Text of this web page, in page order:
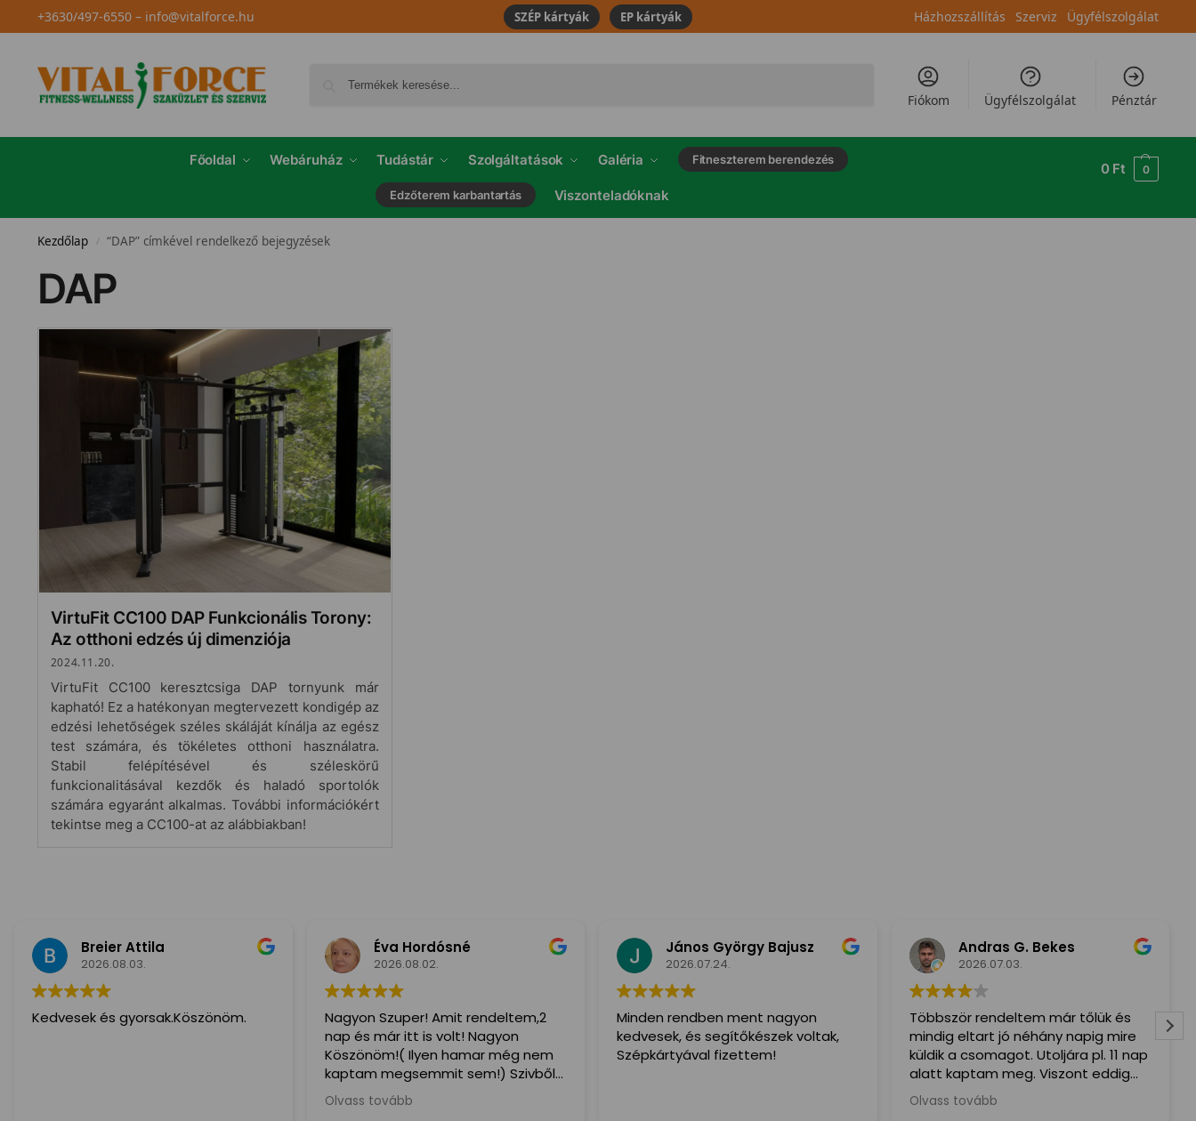
+3630/497-6550– info@vitalforce.hu SZÉP kártyák EP kártyák Házhozszállítás Szerviz Ügyfélszolgálat
Fiókom Ügyfélszolgálat Pénztár
Főoldal Webáruház Tudástár Szolgáltatások Galéria Fitneszterem berendezés
Edzőterem karbantartás Viszonteladóknak
0 Ft 0
Kezdőlap / “DAP” címkével rendelkező bejegyzések
DAP
VirtuFit CC100 DAP Funkcionális Torony:
Az otthoni edzés új dimenziója
2024.11.20.
VirtuFit CC100 keresztcsiga DAP tornyunk már
kapható! Ez a hatékonyan megtervezett kondigép az
edzési lehetőségek széles skáláját kínálja az egész
test számára, és tökéletes otthoni használatra.
Stabil felépítésével és széleskörű
funkcionalitásával kezdők és haladó sportolók
számára egyaránt alkalmas. További információkért
tekintse meg a CC100-at az alábbiakban!
Breier Attila
2026.08.03.
Kedvesek és gyorsak.Köszönöm.
Éva Hordósné
2026.08.02.
Nagyon Szuper! Amit rendeltem,2
nap és már itt is volt! Nagyon
Köszönöm!( Ilyen hamar még nem
kaptam megsemmit sem!) Szivből
ajánlom mindenkinek,a Futár is irtó
kedves és Segitőkész volt!
Olvass tovább
János György Bajusz
2026.07.24.
Minden rendben ment nagyon
kedvesek, és segítőkészek voltak,
Szépkártyával fizettem!
Andras G. Bekes
2026.07.03.
Többször rendeltem már tőlük és
mindig eltart jó néhány napig mire
küldik a csomagot. Utoljára pl. 11 nap
alatt kaptam meg. Viszont eddig
mindig mindent megkaptam hiba
nélkül.
Olvass tovább